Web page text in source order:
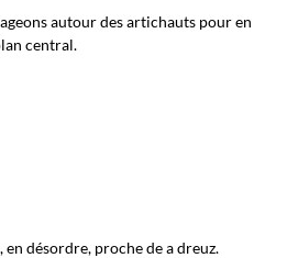
autour des artichauts pour en
central.
désordre, proche de a dreuz.